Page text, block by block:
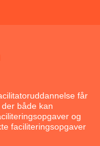
får
både kan
og
faciliteringsopgaver